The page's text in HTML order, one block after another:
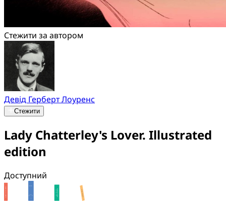
Стежити за автором
Девід Герберт Лоуренс
Стежити
Lady Chatterley's Lover. Illustrated
edition
Доступний